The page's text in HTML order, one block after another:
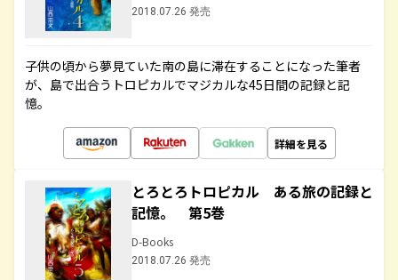
2018.07.26 発売
子供の頃から夢見ていた南の島に滞在することになった筆者
が、島で出合うトロピカルでマジカルな45日間の記録と記
憶。
詳細を見る
とろとろトロピカル ある旅の記録と
記憶。 第5巻
D-Books
2018.07.26 発売